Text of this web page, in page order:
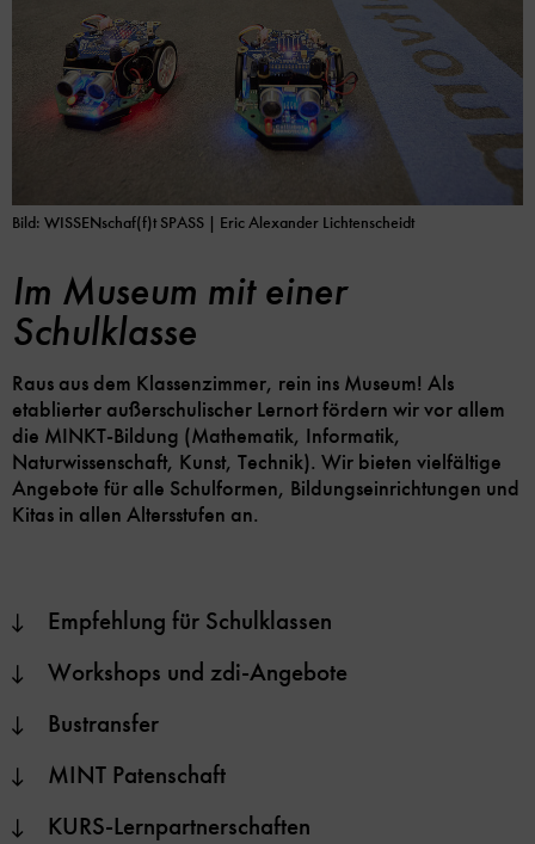
Bild: WISSENschaf(f)t SPASS | Eric Alexander Lichtenscheidt
Im Museum mit einer
Schulklasse
Raus aus dem Klassenzimmer, rein ins Museum! Als
etablierter außerschulischer Lernort fördern wir vor allem
die MINKT-Bildung (Mathematik, Informatik,
Naturwissenschaft, Kunst, Technik). Wir bieten vielfältige
Angebote für alle Schulformen, Bildungseinrichtungen und
Kitas in allen Altersstufen an.
Empfehlung für Schulklassen
Workshops und zdi-Angebote
Bustransfer
MINT Patenschaft
KURS-Lernpartnerschaften